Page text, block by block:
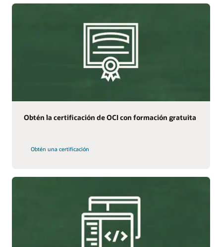
Obtén la certificación de OCI con formación gratuita
Obtén una certificación